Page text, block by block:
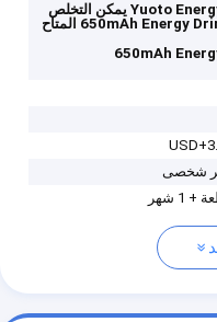
Yuoto Energy Drink Vape يمكن التخلص
650mAh